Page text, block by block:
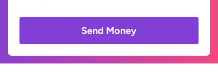
Send Money